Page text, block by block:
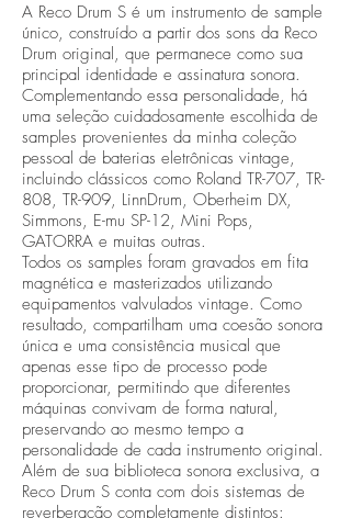
A Reco Drum S é um instrumento de sample
único, construído a partir dos sons da Reco
Drum original, que permanece como sua
principal identidade e assinatura sonora.
Complementando essa personalidade, há
uma seleção cuidadosamente escolhida de
samples provenientes da minha coleção
pessoal de baterias eletrônicas vintage,
incluindo clássicos como Roland TR-707, TR-
808, TR-909, LinnDrum, Oberheim DX,
Simmons, E-mu SP-12, Mini Pops,
GATORRA e muitas outras.
Todos os samples foram gravados em fita
magnética e masterizados utilizando
equipamentos valvulados vintage. Como
resultado, compartilham uma coesão sonora
única e uma consistência musical que
apenas esse tipo de processo pode
proporcionar, permitindo que diferentes
máquinas convivam de forma natural,
preservando ao mesmo tempo a
personalidade de cada instrumento original.
Além de sua biblioteca sonora exclusiva, a
Reco Drum S conta com dois sistemas de
reverberação completamente distintos: